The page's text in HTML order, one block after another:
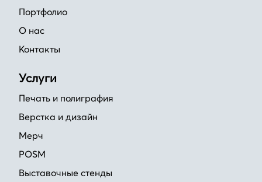
Портфолио
О нас
Контакты
Услуги
Печать и полиграфия
Верстка и дизайн
Мерч
POSM
Выставочные стенды